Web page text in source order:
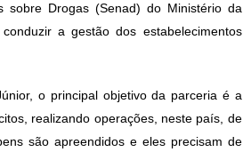
sobre Drogas (Senad) do Ministério da
a gestão dos estabelecimentos
o principal objetivo da parceria é a
realizando operações, neste país, de
são apreendidos e eles precisam de